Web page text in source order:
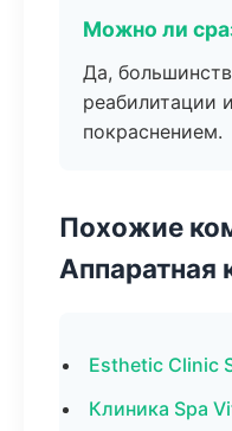
Можно ли
Да,
реабилитации
покраснением.
Похожие
Аппаратная
Esthetic Clinic
Клиника Spa